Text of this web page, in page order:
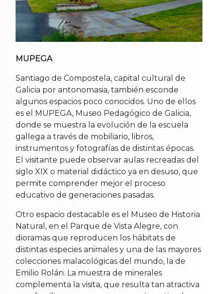
MUPEGA
Santiago de Compostela, capital cultural de
Galicia por antonomasia, también esconde
algunos espacios poco conocidos. Uno de ellos
es el MUPEGA, Museo Pedagógico de Galicia,
donde se muestra la evolución de la escuela
gallega a través de mobiliario, libros,
instrumentos y fotografías de distintas épocas.
El visitante puede observar aulas recreadas del
siglo XIX o material didáctico ya en desuso, que
permite comprender mejor el proceso
educativo de generaciones pasadas.
Otro espacio destacable es el Museo de Historia
Natural, en el Parque de Vista Alegre, con
dioramas que reproducen los hábitats de
distintas especies animales y una de las mayores
colecciones malacológicas del mundo, la de
Emilio Rolán. La muestra de minerales
complementa la visita, que resulta tan atractiva